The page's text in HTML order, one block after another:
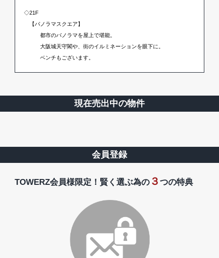
◇21F
【パノラマスクエア】
都市のパノラマを屋上で堪能。
大阪城天守閣や、街のイルミネーションを眼下に。
ベンチもございます。
現在売出中の物件
会員登録
TOWERZ会員様限定！賢く選ぶ為の３ つの特典